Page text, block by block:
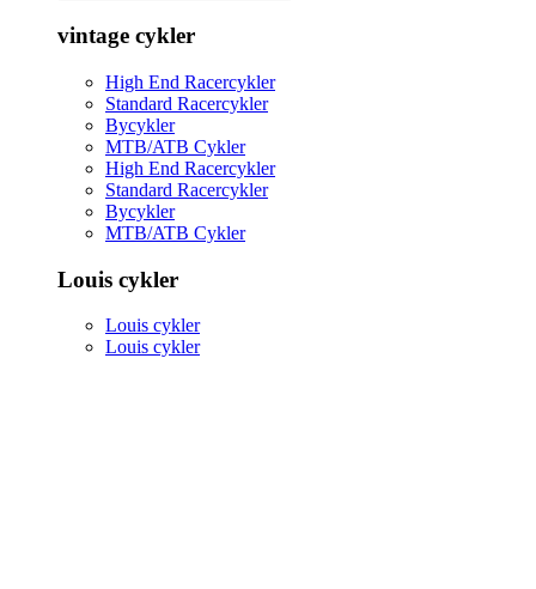
vintage cykler
High End Racercykler
Standard Racercykler
Bycykler
MTB/ATB Cykler
High End Racercykler
Standard Racercykler
Bycykler
MTB/ATB Cykler
Louis cykler
Louis cykler
Louis cykler